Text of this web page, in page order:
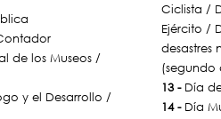
de los Museos /
y el Desarrollo /
Ciclista /
Ejército /
desastres
(segundo
13 -Día
14 -Día